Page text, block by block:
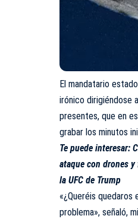
El mandatario
irónico dirigiéndose
presentes, que en
grabar los minutos
Te puede interesar:
ataque con drones
la UFC de Trump
«¿Queréis quedaros
problema», señaló,